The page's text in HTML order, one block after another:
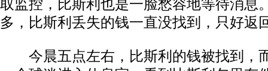
取监控，比斯利也是一脸愁容地等待消息
多，比斯利丢失的钱一直没找到，只好返
今晨五点左右，比斯利的钱被找到，